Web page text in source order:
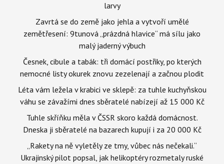
larvy
Zavrtá se do země jako jehla a vytvoří umělé
zemětřesení: 9tunová „prázdná hlavice“ má sílu jako
malý jaderný výbuch
Česnek, cibule a tabák: tři domácí postřiky, po kterých
nemocné listy okurek znovu zezelenají a začnou plodit
Léta vám ležela v krabici ve sklepě: za tuhle kuchyňskou
váhu se závažími dnes sběratelé nabízejí až 15 000 Kč
Tuhle skříňku měla v ČSSR skoro každá domácnost.
Dneska ji sběratelé na bazarech kupují i za 20 000 Kč
„Rakety na ně vyletěly ze tmy, vůbec nás nečekali.“
Ukrajinský pilot popsal, jak helikoptéry rozmetaly ruské